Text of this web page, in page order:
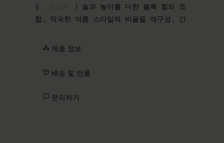
뮬. 구조적인 솔과 높이를 더한 블록 힐의 조
합. 익숙한 여름 스타일의 비율을 재구성. 간
제품 정보
배송 및 반품
문의하기